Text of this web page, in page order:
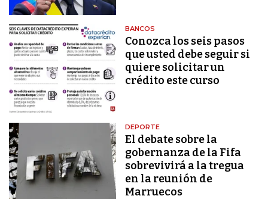
BANCOS
Conozca los seis pasos
que usted debe seguir si
quiere solicitar un
crédito este curso
DEPORTE
El debate sobre la
gobernanza de la Fifa
sobrevivirá a la tregua
en la reunión de
Marruecos